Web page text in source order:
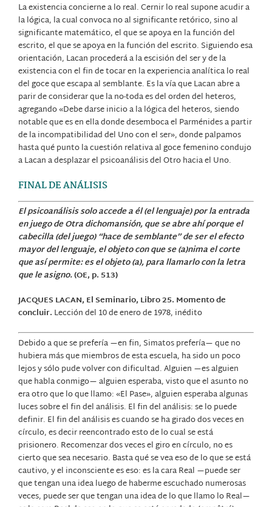
La existencia concierne a lo real. Cernir lo real supone acudir a
la lógica, la cual convoca no al significante retórico, sino al
significante matemático, el que se apoya en la función del
escrito, el que se apoya en la función del escrito. Siguiendo esa
orientación, Lacan procederá a la escisión del ser y de la
existencia con el fin de tocar en la experiencia analítica lo real
del goce que escapa al semblante. Es la vía que Lacan abre a
parir de considerar que la no-toda es del orden del heteros,
agregando «Debe darse inicio a la lógica del heteros, siendo
notable que es en ella donde desemboca el Parménides a partir
de la incompatibilidad del Uno con el ser», donde palpamos
hasta qué punto la cuestión relativa al goce femenino condujo
a Lacan a desplazar el psicoanálisis del Otro hacia el Uno.
FINAL DE ANÁLISIS
El psicoanálisis solo accede a él (el lenguaje) por la entrada
en juego de Otra dichomansión, que se abre ahí porque el
cabecilla (del juego) “hace de semblante” de ser el efecto
mayor del lenguaje, el objeto con que se (a)nima el corte
que así permite: es el objeto (a), para llamarlo con la letra
que le asigno.(OE, p. 513)
JACQUES LACAN, El Seminario, Libro 25. Momento de
concluir. Lección del 10 de enero de 1978, inédito
Debido a que se prefería —en fin, Simatos prefería— que no
hubiera más que miembros de esta escuela, ha sido un poco
lejos y sólo pude volver con dificultad. Alguien —es alguien
que habla conmigo— alguien esperaba, visto que el asunto no
era otro que lo que llamo: «El Pase», alguien esperaba algunas
luces sobre el fin del análisis. El fin del análisis: se lo puede
definir. El fin del análisis es cuando se ha girado dos veces en
círculo, es decir reencontrado esto de lo cual se está
prisionero. Recomenzar dos veces el giro en círculo, no es
cierto que sea necesario. Basta qué se vea eso de lo que se está
cautivo, y el inconsciente es eso: es la cara Real —puede ser
que tengan una idea luego de haberme escuchado numerosas
veces, puede ser que tengan una idea de lo que llamo lo Real—